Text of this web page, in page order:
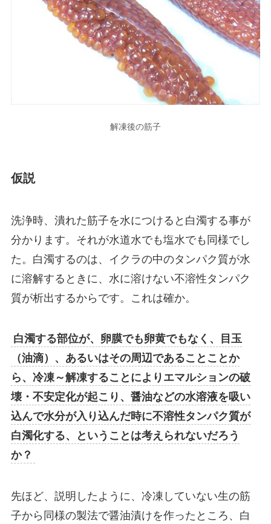
解凍後の筋子
仮説
洗浄時、潰れた筋子を水につけると白濁する事が
分かります。それが水道水でも塩水でも同様でし
た。白濁するのは、
イクラの中のタンパク質が水
に溶解するときに、水に溶けない不溶性タンパク
質が析出するから です。これは確か。
白濁する部位が、卵膜でも卵黄でもなく、目玉
（油滴）、あるいはその周辺であることことか
ら、 冷凍～解凍することによりエマルションの破
壊・不安定化が起こり、醤油などの水溶液を吸い
込んで水分が入り込んだ時に不溶性タンパク質が
白濁化する、ということは考えられないだろう
か？
先ほど、説明したように、冷凍していない生の筋
子から同様の製法で醤油漬けを作ったところ、白